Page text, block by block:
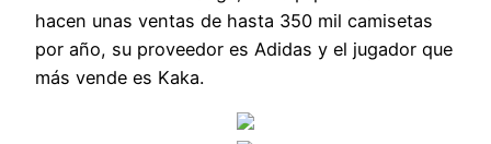
hacen unas ventas de hasta 350 mil camisetas
por año, su proveedor es Adidas y el jugador que
más vende es Kaka.